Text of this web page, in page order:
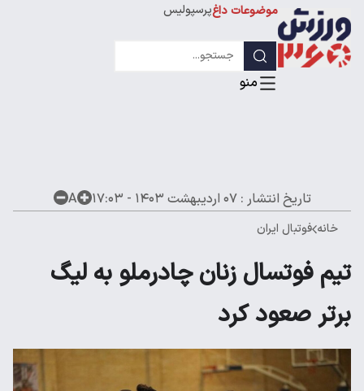
موضوعات داغپرسپولیس
لیگ قهرمانان
تاریخ انتشار :۰۷ اردیبهشت ۱۴۰۳ - ۱۷:۰۳ A
خانه فوتبال ایران
تیم فوتسال زنان چادرملو به لیگ
برتر صعود کرد